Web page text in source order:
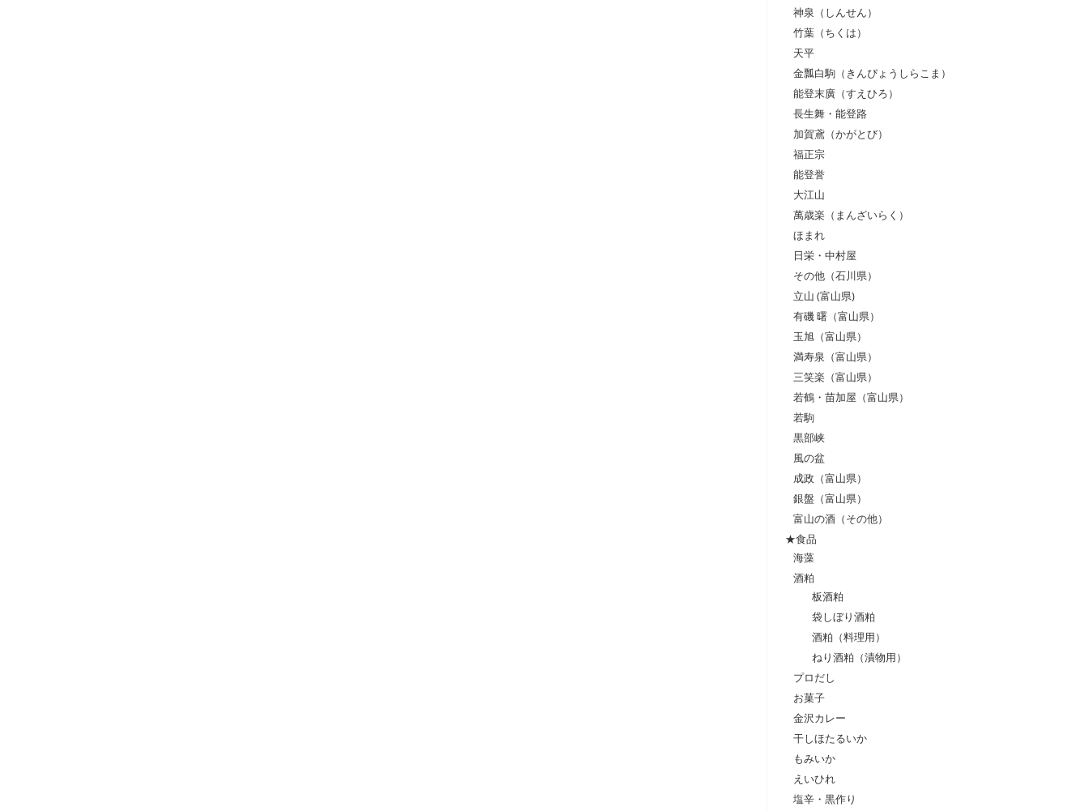
神泉（しんせん）
竹葉（ちくは）
天平
金瓢白駒（きんぴょうしらこま）
能登末廣（すえひろ）
長生舞・能登路
加賀鳶（かがとび）
福正宗
能登誉
大江山
萬歳楽（まんざいらく）
ほまれ
日栄・中村屋
その他（石川県）
立山 (富山県)
有磯 曙（富山県）
玉旭（富山県）
満寿泉（富山県）
三笑楽（富山県）
若鶴・苗加屋（富山県）
若駒
黒部峡
風の盆
成政（富山県）
銀盤（富山県）
富山の酒（その他）
★食品
海藻
酒粕
板酒粕
袋しぼり酒粕
酒粕（料理用）
ねり酒粕（漬物用）
プロだし
お菓子
金沢カレー
干しほたるいか
もみいか
えいひれ
塩辛・黒作り